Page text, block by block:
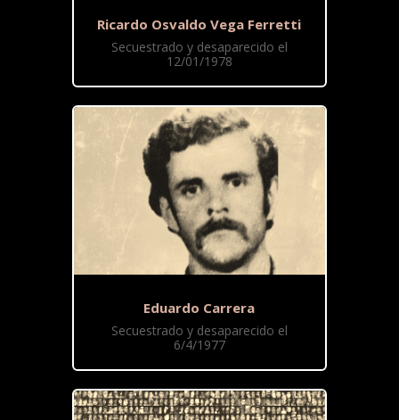
Ricardo Osvaldo Vega Ferretti
Secuestrado y desaparecido el
12/01/1978
Eduardo Carrera
Secuestrado y desaparecido el
6/4/1977